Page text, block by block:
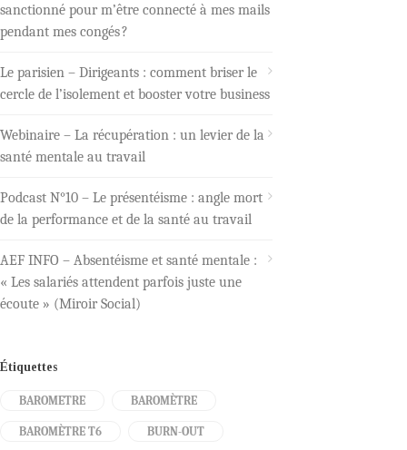
sanctionné pour m’être connecté à mes mails
pendant mes congés ?
Le parisien – Dirigeants : comment briser le
cercle de l’isolement et booster votre business
Webinaire – La récupération : un levier de la
santé mentale au travail
Podcast N°10 – Le présentéisme : angle mort
de la performance et de la santé au travail
AEF INFO – Absentéisme et santé mentale :
« Les salariés attendent parfois juste une
écoute » (Miroir Social)
Étiquettes
BAROMETRE BAROMÈTRE
BAROMÈTRE T6 BURN-OUT